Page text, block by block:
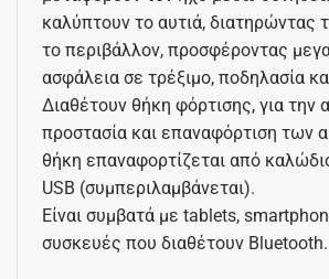
καλύπτουν το αυτιά, διατηρώντας
το περιβάλλον, προσφέροντας
ασφάλεια σε τρέξιμο, ποδηλασία
Διαθέτουν θήκη φόρτισης, για την
προστασία και επαναφόρτιση των
θήκη επαναφορτίζεται από
USB (συμπεριλαμβάνεται).
Είναι συμβατά με tablets,
συσκευές που διαθέτουν Bluetooth.